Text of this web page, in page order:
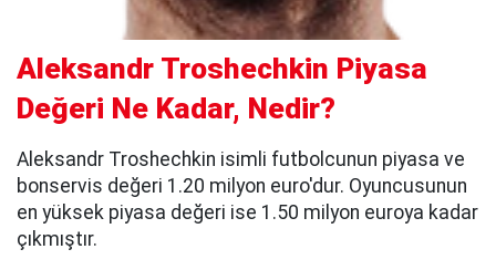
Aleksandr Troshechkin Piyasa
Değeri Ne Kadar, Nedir?
Aleksandr Troshechkin isimli futbolcunun piyasa ve
bonservis değeri 1.20 milyon euro'dur. Oyuncusunun
en yüksek piyasa değeri ise 1.50 milyon euroya kadar
çıkmıştır.